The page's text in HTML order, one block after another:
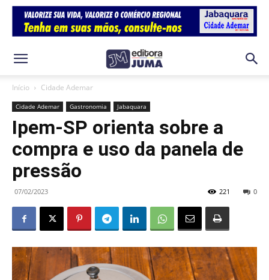
Início Cidade Ademar
Cidade Ademar Gastronomia Jabaquara
Ipem-SP orienta sobre a
compra e uso da panela de
pressão
07/02/2023 0
221